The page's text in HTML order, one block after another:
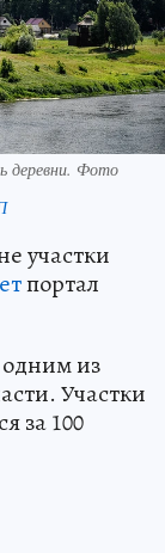
деревни. Фото
участки
портал
из
Участки
за 100